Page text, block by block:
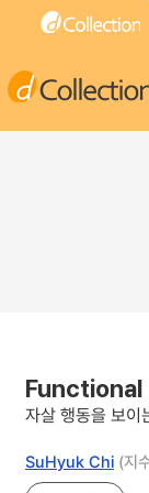
자살 행동을 보이
SuHyuk Chi (지